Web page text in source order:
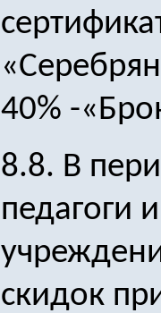
40% -
8.8. В
педагоги
скидок